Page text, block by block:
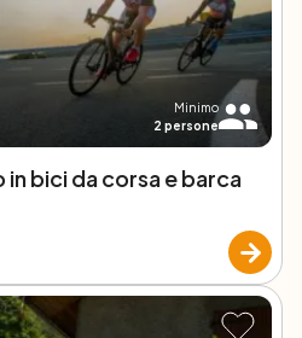
Minimo
2 persone
bici da corsa e barca